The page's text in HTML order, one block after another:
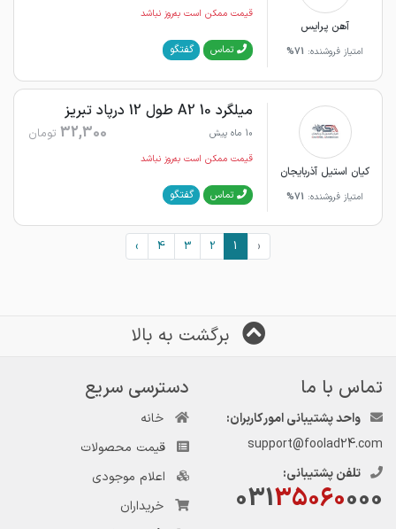
آهن پرایس
امتیاز فروشنده: 71%
قیمت ممکن است به‌روز نباشد
تماس گفتگو
کیان استیل آذربایجان
امتیاز فروشنده: 71%
میلگرد 10 A2 طول 12 درپاد تبریز
10 ماه پیش 32,300 تومان
قیمت ممکن است به‌روز نباشد
تماس گفتگو
‹
1
2
3
4
›
برگشت به بالا
تماس با ما
واحد پشتیبانی امور کاربران:
support@foolad24.com
تلفن پشتیبانی:
03135060000
دسترسی سریع
خانه
قیمت محصولات
اعلام موجودی
خریداران